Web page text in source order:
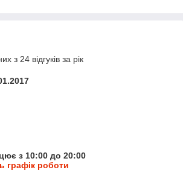
з 24 відгуків за рік
з 10:00 до 20:00
графік роботи